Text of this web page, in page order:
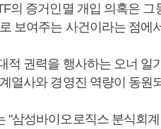
의 증거인멸 개입 의혹은
보여주는 사건이라는 점에
적 권력을 행사하는 오너 일
열사와 경영진 역량이 동원
"삼성바이오로직스 분식회